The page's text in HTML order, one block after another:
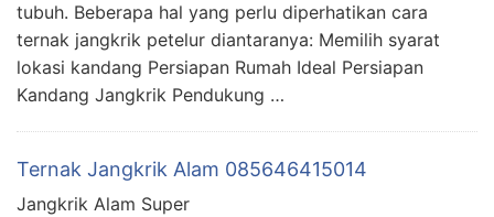
tubuh. Beberapa hal yang perlu diperhatikan cara
ternak jangkrik petelur diantaranya: Memilih syarat
lokasi kandang Persiapan Rumah Ideal Persiapan
Kandang Jangkrik Pendukung …
Ternak Jangkrik Alam 085646415014
Jangkrik Alam Super